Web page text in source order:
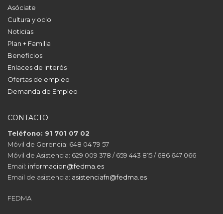
Asóciate
Cultura y ocio
Noticias
Plan + Familia
Beneficios
Enlaces de Interés
Ofertas de empleo
Demanda de Empleo
CONTACTO
Teléfono: 91 701 07 02
Móvil de Gerencia: 648 04 79 57
Móvil de Asistencia: 629 009 378 / 659 443 815 / 686 647 066
Email: informacion@fedma.es
Email de asistencia: asistenciafn@fedma.es
FEDMA